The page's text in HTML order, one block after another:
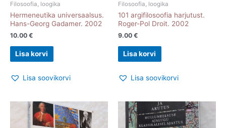
Filosoofia, loogika
Hermeneutika universaalsus.
Hans-Georg Gadamer. 2002
10.00 €
Lisa korvi
Lisa soovikorvi
Filosoofia, loogika
101 argifilosoofia harjutust.
Roger-Pol Droit. 2002
9.00 €
Lisa korvi
Lisa soovikorvi